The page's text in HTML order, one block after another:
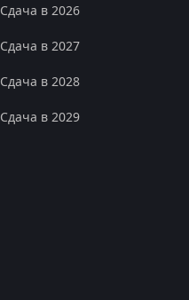
Сдача в 2026
Сдача в 2027
Сдача в 2028
Сдача в 2029